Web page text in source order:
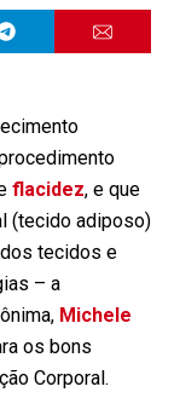
flacidez, e que
(tecido adiposo)
tecidos e
– a
Michele
os bons
Corporal.